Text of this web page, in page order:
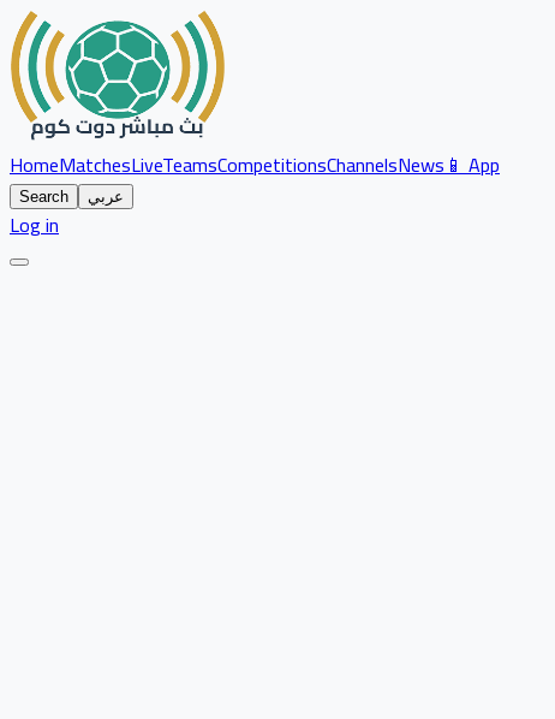
HomeMatchesLiveTeamsCompetitionsChannelsNews📱 App
Search عربي
Log in